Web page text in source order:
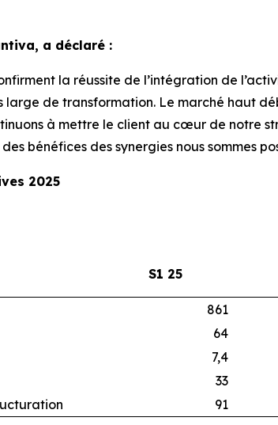
a déclaré :
la réussite de l’intégration de
de transformation. Le marché haut
à mettre le client au cœur de notre
bénéfices des synergies nous sommes
2025
S1 25
861
64
7,4
33
91